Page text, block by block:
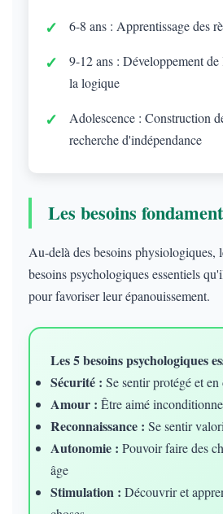
6-8 ans : Apprentissage des
9-12 ans : Développement
la logique
Adolescence : Construction
recherche d'indépendance
Les besoins
Au-delà des besoins physiologiques,
besoins psychologiques essentiels
pour favoriser leur épanouissement.
Les 5 besoins psychologiques
Sécurité : Se sentir protégé et
Amour : Être aimé
Reconnaissance : Se sentir
Autonomie : Pouvoir faire des
âge
Stimulation : Découvrir et